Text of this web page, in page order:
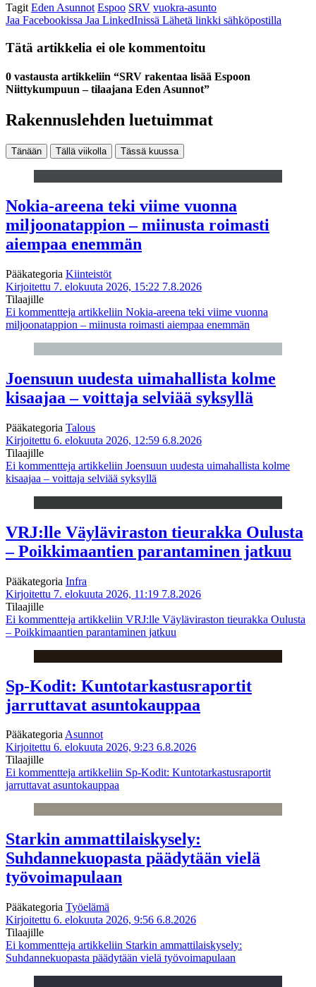
Tagit Eden Asunnot Espoo SRV vuokra-asunto
Jaa Facebookissa Jaa LinkedInissä Lähetä linkki sähköpostilla
Tätä artikkelia ei ole kommentoitu
0 vastausta artikkeliin “SRV rakentaa lisää Espoon
Niittykumpuun – tilaajana Eden Asunnot”
Rakennuslehden luetuimmat
Tänään Tällä viikolla Tässä kuussa
Nokia-areena teki viime vuonna
miljoonatappion – miinusta roimasti
aiempaa enemmän
Pääkategoria Kiinteistöt
Kirjoitettu 7. elokuuta 2026, 15:22 7.8.2026
Tilaajille
Ei kommentteja artikkeliin Nokia-areena teki viime vuonna
miljoonatappion – miinusta roimasti aiempaa enemmän
Joensuun uudesta uimahallista kolme
kisaajaa – voittaja selviää syksyllä
Pääkategoria Talous
Kirjoitettu 6. elokuuta 2026, 12:59 6.8.2026
Tilaajille
Ei kommentteja artikkeliin Joensuun uudesta uimahallista kolme
kisaajaa – voittaja selviää syksyllä
VRJ:lle Väyläviraston tieurakka Oulusta
– Poikkimaantien parantaminen jatkuu
Pääkategoria Infra
Kirjoitettu 7. elokuuta 2026, 11:19 7.8.2026
Tilaajille
Ei kommentteja artikkeliin VRJ:lle Väyläviraston tieurakka Oulusta
– Poikkimaantien parantaminen jatkuu
Sp-Kodit: Kuntotarkastusraportit
jarruttavat asuntokauppaa
PääkategoriaAsunnot
Kirjoitettu 6. elokuuta 2026, 9:23 6.8.2026
Tilaajille
Ei kommentteja artikkeliin Sp-Kodit: Kuntotarkastusraportit
jarruttavat asuntokauppaa
Starkin ammattilaiskysely:
Suhdannekuopasta päädytään vielä
työvoimapulaan
Pääkategoria Työelämä
Kirjoitettu 6. elokuuta 2026, 9:56 6.8.2026
Tilaajille
Ei kommentteja artikkeliin Starkin ammattilaiskysely:
Suhdannekuopasta päädytään vielä työvoimapulaan